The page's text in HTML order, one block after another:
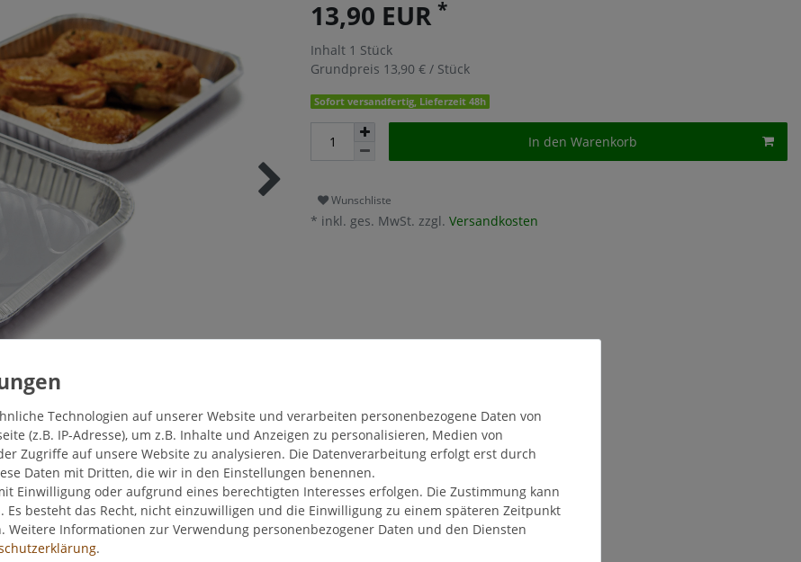
13,90 EUR *
Inhalt 1 Stück
Grundpreis 13,90 € / Stück
Sofort versandfertig, Lieferzeit 48h
In den Warenkorb
Wunschliste
* inkl. ges. MwSt. zzgl. Versandkosten
Technologien auf unserer Website und verarbeiten personenbezogene Daten von
(z.B. IP-Adresse), um z.B. Inhalte und Anzeigen zu personalisieren, Medien von
Zugriffe auf unsere Website zu analysieren. Die Datenverarbeitung erfolgt erst durch
Daten mit Dritten, die wir in den Einstellungen benennen.
Einwilligung oder aufgrund eines berechtigten Interesses erfolgen. Die Zustimmung kann
besteht das Recht, nicht einzuwilligen und die Einwilligung zu einem späteren Zeitpunkt
Informationen zur Verwendung personenbezogener Daten und den Diensten
.